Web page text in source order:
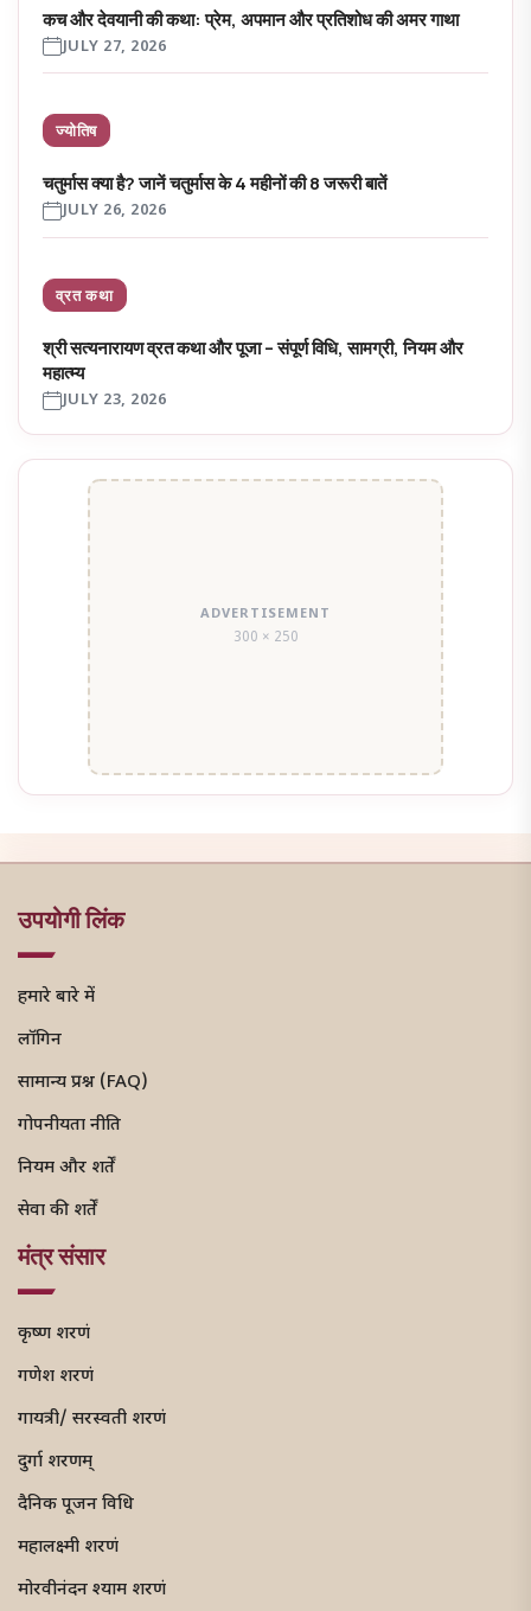
कच और देवयानी की कथा: प्रेम, अपमान और प्रतिशोध की अमर गाथा
JULY 27, 2026
ज्योतिष
चतुर्मास क्या है? जानें चतुर्मास के 4 महीनों की 8 जरूरी बातें
JULY 26, 2026
व्रत कथा
श्री सत्यनारायण व्रत कथा और पूजा – संपूर्ण विधि, सामग्री, नियम और
महात्म्य
JULY 23, 2026
ADVERTISEMENT
300 × 250
उपयोगी लिंक
हमारे बारे में
लॉगिन
सामान्य प्रश्न (FAQ)
गोपनीयता नीति
नियम और शर्तें
सेवा की शर्तें
मंत्र संसार
कृष्ण शरणं
गणेश शरणं
गायत्री/ सरस्वती शरणं
दुर्गा शरणम्
दैनिक पूजन विधि
महालक्ष्मी शरणं
मोरवीनंदन श्याम शरणं